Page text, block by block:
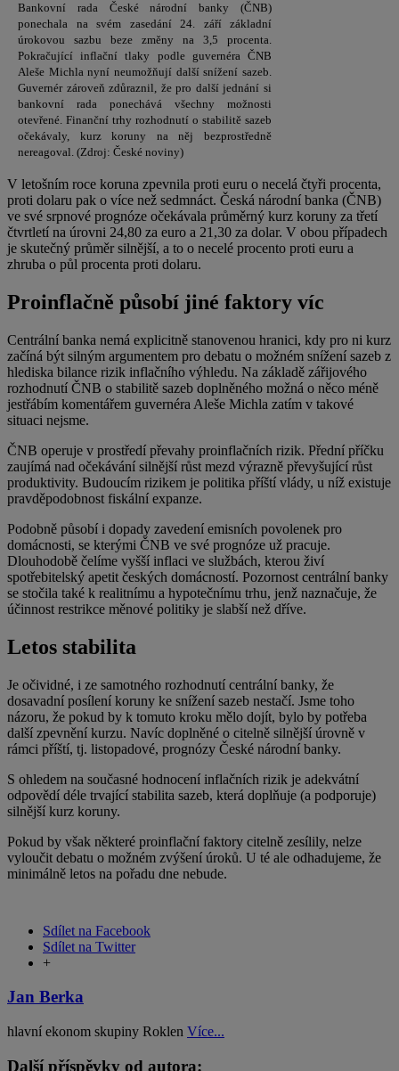
Bankovní rada České národní banky (ČNB)
ponechala na svém zasedání 24. září základní
úrokovou sazbu beze změny na 3,5 procenta.
Pokračující inflační tlaky podle guvernéra ČNB
Aleše Michla nyní neumožňují další snížení sazeb.
Guvernér zároveň zdůraznil, že pro další jednání si
bankovní rada ponechává všechny možnosti
otevřené. Finanční trhy rozhodnutí o stabilitě sazeb
očekávaly, kurz koruny na něj bezprostředně
nereagoval. (Zdroj: České noviny)
V letošním roce koruna zpevnila proti euru o necelá čtyři procenta,
proti dolaru pak o více než sedmnáct. Česká národní banka (ČNB)
ve své srpnové prognóze očekávala průměrný kurz koruny za třetí
čtvrtletí na úrovni 24,80 za euro a 21,30 za dolar. V obou případech
je skutečný průměr silnější, a to o necelé procento proti euru a
zhruba o půl procenta proti dolaru.
Proinflačně působí jiné faktory víc
Centrální banka nemá explicitně stanovenou hranici, kdy pro ni kurz
začíná být silným argumentem pro debatu o možném snížení sazeb z
hlediska bilance rizik inflačního výhledu. Na základě zářijového
rozhodnutí ČNB o stabilitě sazeb doplněného možná o něco méně
jestřábím komentářem guvernéra Aleše Michla zatím v takové
situaci nejsme.
ČNB operuje v prostředí převahy proinflačních rizik. Přední příčku
zaujímá nad očekávání silnější růst mezd výrazně převyšující růst
produktivity. Budoucím rizikem je politika příští vlády, u níž existuje
pravděpodobnost fiskální expanze.
Podobně působí i dopady zavedení emisních povolenek pro
domácnosti, se kterými ČNB ve své prognóze už pracuje.
Dlouhodobě čelíme vyšší inflaci ve službách, kterou živí
spotřebitelský apetit českých domácností. Pozornost centrální banky
se stočila také k realitnímu a hypotečnímu trhu, jenž naznačuje, že
účinnost restrikce měnové politiky je slabší než dříve.
Letos stabilita
Je očividné, i ze samotného rozhodnutí centrální banky, že
dosavadní posílení koruny ke snížení sazeb nestačí. Jsme toho
názoru, že pokud by k tomuto kroku mělo dojít, bylo by potřeba
další zpevnění kurzu. Navíc doplněné o citelně silnější úrovně v
rámci příští, tj. listopadové, prognózy České národní banky.
S ohledem na současné hodnocení inflačních rizik je adekvátní
odpovědí déle trvající stabilita sazeb, která doplňuje (a podporuje)
silnější kurz koruny.
Pokud by však některé proinflační faktory citelně zesílily, nelze
vyloučit debatu o možném zvýšení úroků. U té ale odhadujeme, že
minimálně letos na pořadu dne nebude.
Sdílet na Facebook
Sdílet na Twitter
+
Jan Berka
hlavní ekonom skupiny Roklen Více...
Další příspěvky od autora: